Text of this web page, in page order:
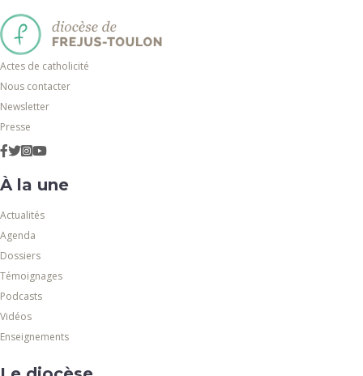
Actes de catholicité
Nous contacter
Newsletter
Presse
À la une
Actualités
Agenda
Dossiers
Témoignages
Podcasts
Vidéos
Enseignements